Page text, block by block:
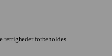
rettigheder forbeholdes